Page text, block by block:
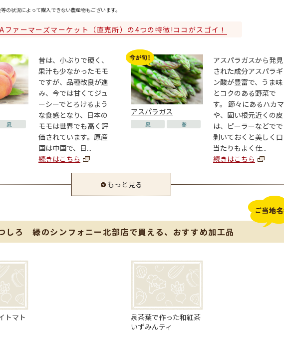
の状況によって購入できない農産物もございます。
ファーマーズマーケット（直売所）の4つの特徴!ココがスゴイ！
夏
昔は、小ぶりで硬く、
果汁も少なかったモモ
ですが、品種改良が進
み、今では甘くてジュ
ーシーでとろけるよう
な食感となり、日本の
モモは世界でも高く評
価されています。原産
国は中国で、日...
続きはこちら
アスパラガス
夏 春
アスパラガスから発見
された成分アスパラギ
ン酸が豊富で、うま味
とコクのある野菜で
す。 節々にあるハカマ
や、固い根元近くの皮
は、ピーラーなどでで
剥いておくと美しく口
当たりもよく仕...
続きはこちら
もっと見る
しろ 緑のシンフォニー北部店で買える、おすすめ加工品
トマト
泉茶葉で作った和紅茶
いずみんティ